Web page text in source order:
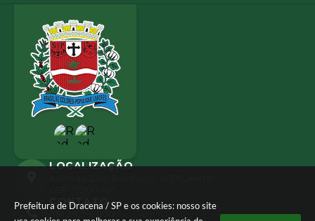
Prefeitura de Dracena / SP e os cookies: nosso site
LOCALIZAÇÃO
CONTATO